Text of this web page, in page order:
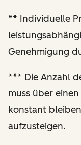
Performance
Besprechungen
dedizierten
Manager
** Individuelle
Genehmigung
*** Die Anzahl
muss über
konstant
aufzusteigen.